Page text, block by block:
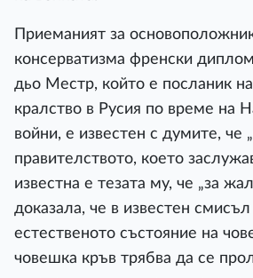
Приеманият за
консерватизма френски
дьо Местр, който е посланик
кралство в Русия по време на
войни, е известен с думите, че
правителството, което
известна е тезата му, че „за
доказала, че в известен
естественото състояние на
човешка кръв трябва да се